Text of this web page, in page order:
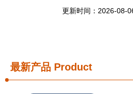
更新时间：2026-08-
最新产品 Product